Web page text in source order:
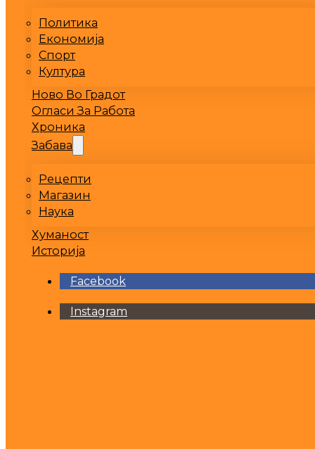
Политика
Економија
Спорт
Култура
Ново Во Градот
Огласи За Работа
Хроника
Забава
Рецепти
Магазин
Наука
Хуманост
Историја
Facebook
Instagram